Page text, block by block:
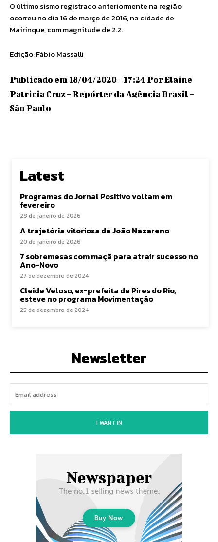
O último sismo registrado anteriormente na região
ocorreu no dia 16 de março de 2016, na cidade de
Mairinque, com magnitude de 2.2.
Edição: Fábio Massalli
Publicado em 18/04/2020 – 17:24 Por Elaine
Patricia Cruz – Repórter da Agência Brasil –
São Paulo
Latest
Programas do Jornal Positivo voltam em
fevereiro
28 de janeiro de 2026
A trajetória vitoriosa de João Nazareno
20 de janeiro de 2026
7 sobremesas com maçã para atrair sucesso no
Ano-Novo
27 de dezembro de 2024
Cleide Veloso, ex-prefeita de Pires do Rio,
esteve no programa Movimentação
25 de dezembro de 2024
Newsletter
I WANT IN